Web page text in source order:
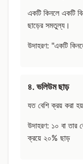
একটি কিনলে একটি
ছাড়ের সমতুল্য।
উদাহরণ: "একটি
৪. ভলিউম ছাড়
যত বেশি ক্রয় করা
উদাহরণ: ১০ বা তার
ক্রয়ে ২০% ছাড়